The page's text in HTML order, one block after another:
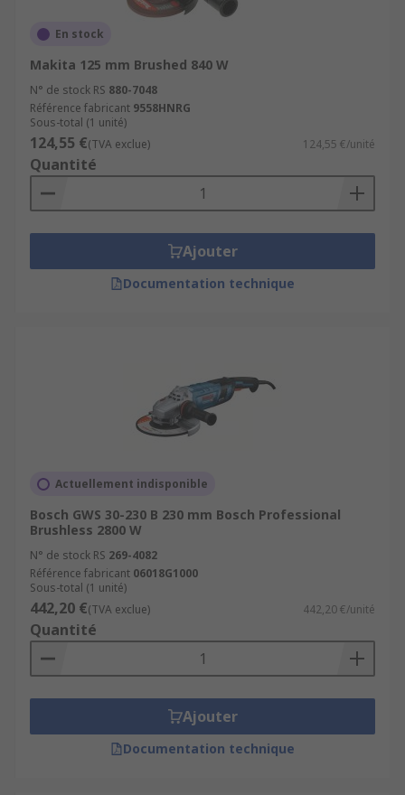
En stock
Makita 125 mm Brushed 840 W
N° de stock RS 880-7048
Référence fabricant 9558HNRG
Sous-total (1 unité)
124,55 €(TVA exclue) 124,55 €/unité
Quantité
Ajouter
Documentation technique
Actuellement indisponible
Bosch GWS 30-230 B 230 mm Bosch Professional
Brushless 2800 W
N° de stock RS 269-4082
Référence fabricant 06018G1000
Sous-total (1 unité)
442,20 €(TVA exclue) 442,20 €/unité
Quantité
Ajouter
Documentation technique